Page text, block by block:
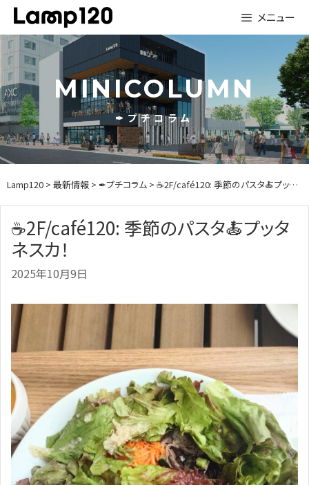
Skip
content
メニュー
MINICOLUMN
✒プチコラム
Lamp120 > 最新情報 > ✒プチコラム > ☕2F/café120: 季節のパスタ🍝プッタネスカ！
☕2F/café120: 季節のパスタ🍝プッタ
ネスカ！
2025年10月9日